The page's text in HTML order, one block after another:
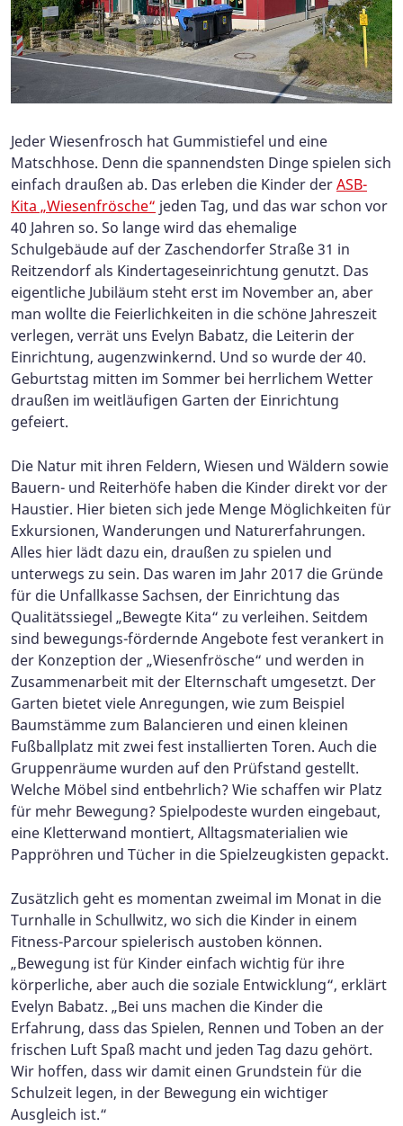
Jeder Wiesenfrosch hat Gummistiefel und eine
Matschhose. Denn die spannendsten Dinge spielen sich
einfach draußen ab. Das erleben die Kinder derASB-
Kita „Wiesenfrösche“ jeden Tag, und das war schon vor
40 Jahren so. So lange wird das ehemalige
Schulgebäude auf der Zaschendorfer Straße 31 in
Reitzendorf als Kindertageseinrichtung genutzt. Das
eigentliche Jubiläum steht erst im November an, aber
man wollte die Feierlichkeiten in die schöne Jahreszeit
verlegen, verrät uns Evelyn Babatz, die Leiterin der
Einrichtung, augenzwinkernd. Und so wurde der 40.
Geburtstag mitten im Sommer bei herrlichem Wetter
draußen im weitläufigen Garten der Einrichtung
gefeiert.
Die Natur mit ihren Feldern, Wiesen und Wäldern sowie
Bauern- und Reiterhöfe haben die Kinder direkt vor der
Haustier. Hier bieten sich jede Menge Möglichkeiten für
Exkursionen, Wanderungen und Naturerfahrungen.
Alles hier lädt dazu ein, draußen zu spielen und
unterwegs zu sein. Das waren im Jahr 2017 die Gründe
für die Unfallkasse Sachsen, der Einrichtung das
Qualitätssiegel „Bewegte Kita“ zu verleihen. Seitdem
sind bewegungs-fördernde Angebote fest verankert in
der Konzeption der „Wiesenfrösche“ und werden in
Zusammenarbeit mit der Elternschaft umgesetzt. Der
Garten bietet viele Anregungen, wie zum Beispiel
Baumstämme zum Balancieren und einen kleinen
Fußballplatz mit zwei fest installierten Toren. Auch die
Gruppenräume wurden auf den Prüfstand gestellt.
Welche Möbel sind entbehrlich? Wie schaffen wir Platz
für mehr Bewegung? Spielpodeste wurden eingebaut,
eine Kletterwand montiert, Alltagsmaterialien wie
Pappröhren und Tücher in die Spielzeugkisten gepackt.
Zusätzlich geht es momentan zweimal im Monat in die
Turnhalle in Schullwitz, wo sich die Kinder in einem
Fitness-Parcour spielerisch austoben können.
„Bewegung ist für Kinder einfach wichtig für ihre
körperliche, aber auch die soziale Entwicklung“, erklärt
Evelyn Babatz. „Bei uns machen die Kinder die
Erfahrung, dass das Spielen, Rennen und Toben an der
frischen Luft Spaß macht und jeden Tag dazu gehört.
Wir hoffen, dass wir damit einen Grundstein für die
Schulzeit legen, in der Bewegung ein wichtiger
Ausgleich ist.“